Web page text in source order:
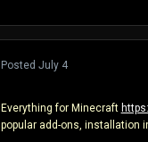
Posted July 4
Everything for Minecraft
popular add-ons, installation